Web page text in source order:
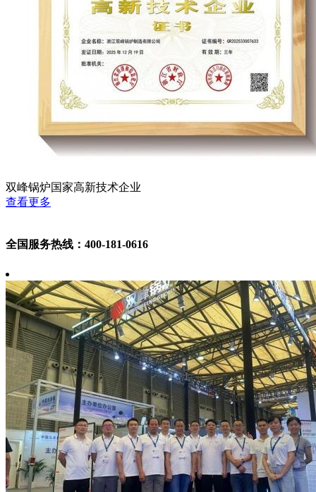
双峰锅炉国家高新技术企业
查看更多
全国服务热线：400-181-0616